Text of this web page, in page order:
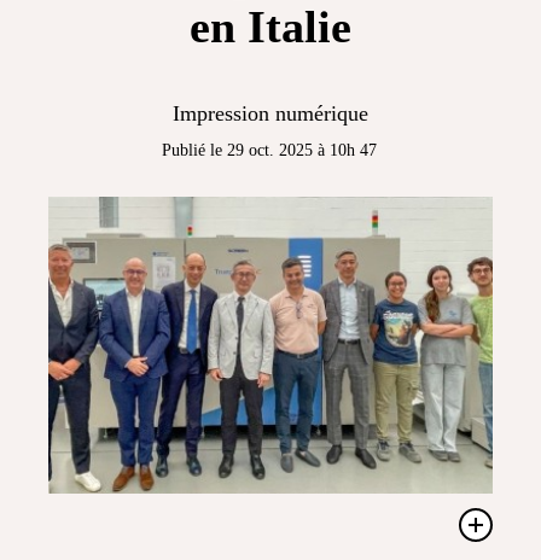
en Italie
Impression numérique
Publié le 29 oct. 2025 à 10h 47